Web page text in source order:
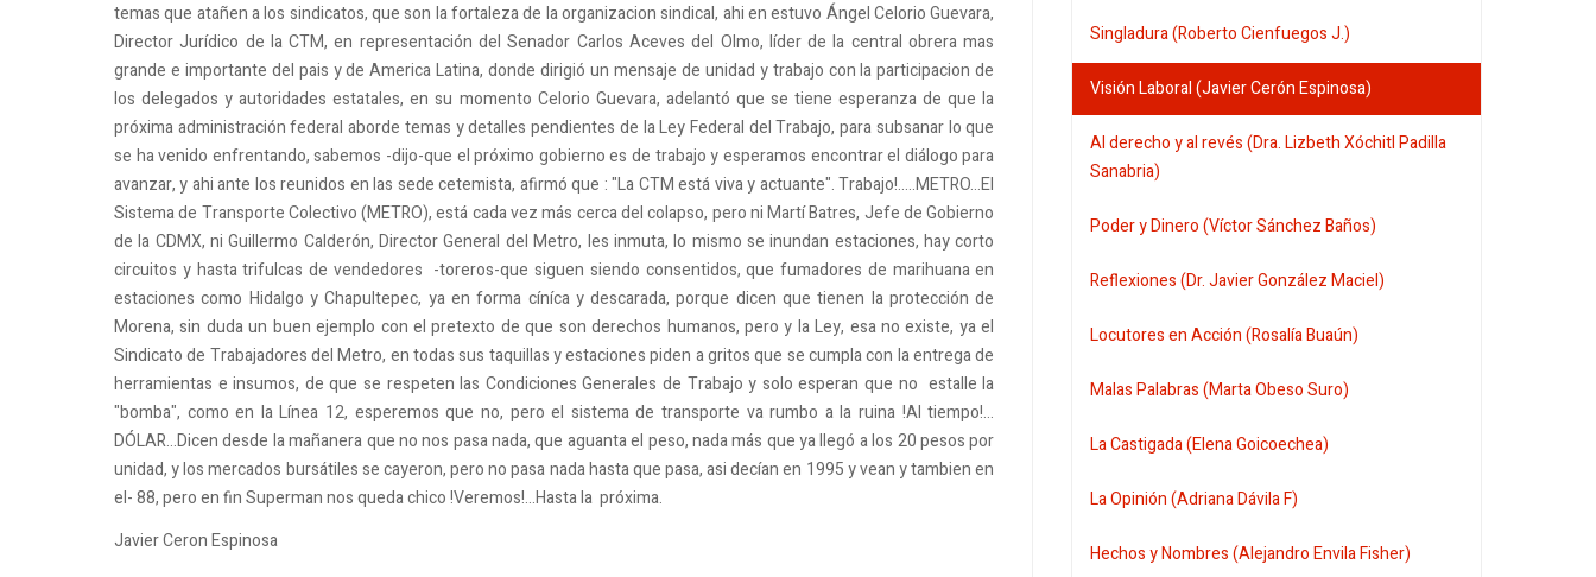
temas que atañen a los sindicatos, que son la fortaleza de la organizacion sindical, ahi en estuvo Ángel Celorio Guevara,
Director Jurídico de la CTM, en representación del Senador Carlos Aceves del Olmo, líder de la central obrera mas
grande e importante del pais y de America Latina, donde dirigió un mensaje de unidad y trabajo con la participacion de
los delegados y autoridades estatales, en su momento Celorio Guevara, adelantó que se tiene esperanza de que la
próxima administración federal aborde temas y detalles pendientes de la Ley Federal del Trabajo, para subsanar lo que
se ha venido enfrentando, sabemos -dijo-que el próximo gobierno es de trabajo y esperamos encontrar el diálogo para
avanzar, y ahi ante los reunidos en las sede cetemista, afirmó que : "La CTM está viva y actuante". Trabajo!.....METRO...El
Sistema de Transporte Colectivo (METRO), está cada vez más cerca del colapso, pero ni Martí Batres, Jefe de Gobierno
de la CDMX, ni Guillermo Calderón, Director General del Metro, les inmuta, lo mismo se inundan estaciones, hay corto
circuitos y hasta trifulcas de vendedores -toreros-que siguen siendo consentidos, que fumadores de marihuana en
estaciones como Hidalgo y Chapultepec, ya en forma cíníca y descarada, porque dicen que tienen la protección de
Morena, sin duda un buen ejemplo con el pretexto de que son derechos humanos, pero y la Ley, esa no existe, ya el
Sindicato de Trabajadores del Metro, en todas sus taquillas y estaciones piden a gritos que se cumpla con la entrega de
herramientas e insumos, de que se respeten las Condiciones Generales de Trabajo y solo esperan que no estalle la
"bomba", como en la Línea 12, esperemos que no, pero el sistema de transporte va rumbo a la ruina !Al tiempo!...
DÓLAR...Dicen desde la mañanera que no nos pasa nada, que aguanta el peso, nada más que ya llegó a los 20 pesos por
unidad, y los mercados bursátiles se cayeron, pero no pasa nada hasta que pasa, asi decían en 1995 y vean y tambien en
el- 88, pero en fin Superman nos queda chico !Veremos!...Hasta la próxima.
Javier Ceron Espinosa
Singladura (Roberto Cienfuegos J.)
Visión Laboral (Javier Cerón Espinosa)
Al derecho y al revés (Dra. Lizbeth Xóchitl Padilla
Sanabria)
Poder y Dinero (Víctor Sánchez Baños)
Reflexiones (Dr. Javier González Maciel)
Locutores en Acción (Rosalía Buaún)
Malas Palabras (Marta Obeso Suro)
La Castigada (Elena Goicoechea)
La Opinión (Adriana Dávila F)
Hechos y Nombres (Alejandro Envila Fisher)